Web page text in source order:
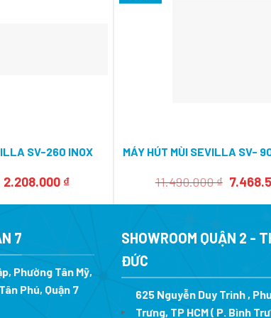
SV-260 INOX
Giá
là:
2.208.000 ₫Giá
tại
2.208.000 ₫.
MÁY HÚT MÙI SEVILLA SV-
11.490.000₫ Giá
là:
7
Phường Tân Mỹ,
Phú, Quận 7
SHOWROOM QUẬN 2 -
ĐỨC
625 Nguyễn Duy Trinh ,
Trưng, TP HCM ( P. Bình